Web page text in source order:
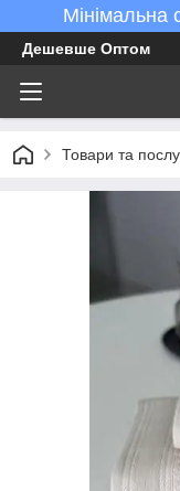
Мінімальна
Дешевше Оптом
Товари та